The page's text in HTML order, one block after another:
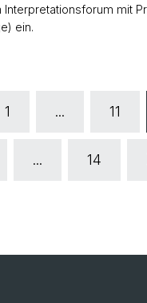
Interpretationsforum mit
ein.
1 ... 11
... 14